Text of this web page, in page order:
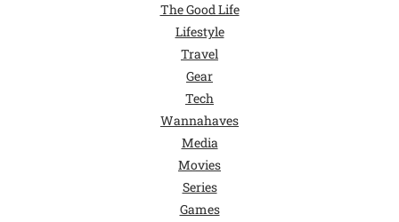
The Good Life
Lifestyle
Travel
Gear
Tech
Wannahaves
Media
Movies
Series
Games